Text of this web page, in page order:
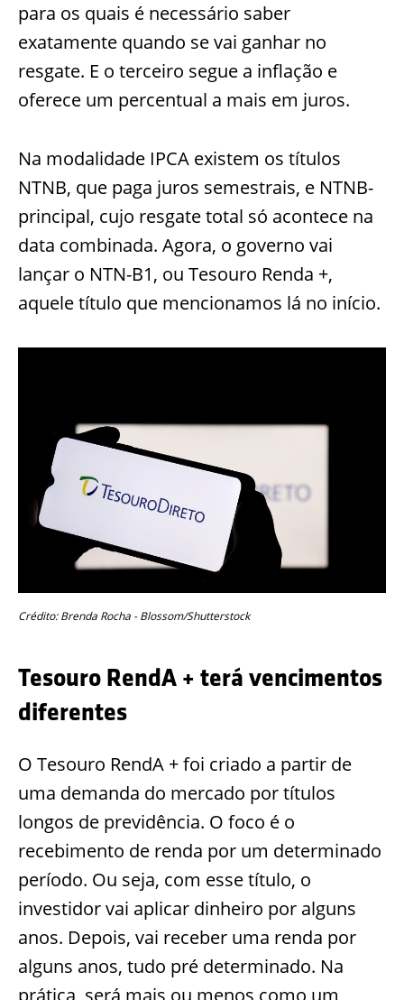
para os quais é necessário saber
exatamente quando se vai ganhar no
resgate. E o terceiro segue a inflação e
oferece um percentual a mais em juros.
Na modalidade IPCA existem os títulos
NTNB, que paga juros semestrais, e NTNB-
principal, cujo resgate total só acontece na
data combinada. Agora, o governo vai
lançar o NTN-B1, ou Tesouro Renda +,
aquele título que mencionamos lá no início.
Crédito: Brenda Rocha - Blossom/Shutterstock
Tesouro RendA + terá vencimentos
diferentes
O Tesouro RendA + foi criado a partir de
uma demanda do mercado por títulos
longos de previdência. O foco é o
recebimento de renda por um determinado
período. Ou seja, com esse título, o
investidor vai aplicar dinheiro por alguns
anos. Depois, vai receber uma renda por
alguns anos, tudo pré determinado. Na
prática, será mais ou menos como um